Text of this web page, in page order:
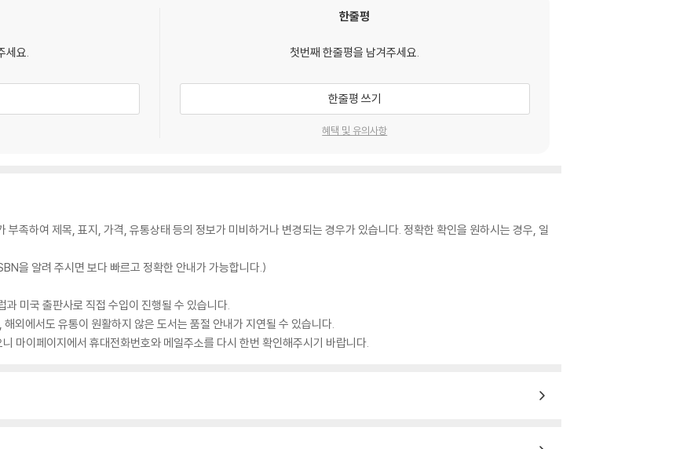
세요.
한줄평
첫번째 한줄평을 남겨주세요.
한줄평 쓰기
혜택 및 유의사항
부족하여 제목, 표지, 가격, 유통상태 등의 정보가 미비하거나 변경되는 경우가 있습니다. 정확한 확인을 원하시는 경우, 일
을 알려 주시면 보다 빠르고 정확한 안내가 가능합니다.)
미국 출판사로 직접 수입이 진행될 수 있습니다.
외에서도 유통이 원활하지 않은 도서는 품절 안내가 지연될 수 있습니다.
마이페이지에서 휴대전화번호와 메일주소를 다시 한번 확인해주시기 바랍니다.